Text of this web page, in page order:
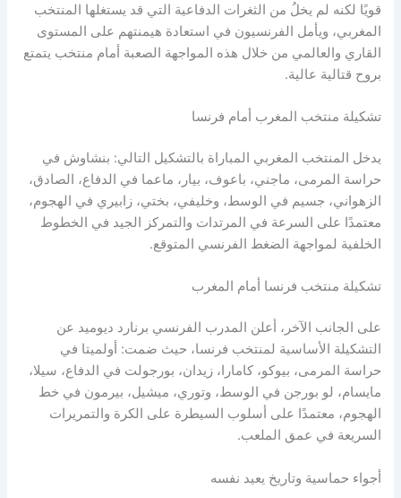
قويًا لكنه لم يخلُ من الثغرات الدفاعية التي قد يستغلها المنتخب
المغربي، ويأمل الفرنسيون في استعادة هيمنتهم على المستوى
القاري والعالمي من خلال هذه المواجهة الصعبة أمام منتخب يتمتع
بروح قتالية عالية.
تشكيلة منتخب المغرب أمام فرنسا
يدخل المنتخب المغربي المباراة بالتشكيل التالي: بنشاوش في
حراسة المرمى، ماجني، باعوف، بيار، ماعما في الدفاع، الصادق،
الزهواني، جسيم في الوسط، وخليفي، بختي، زابيري في الهجوم،
معتمدًا على السرعة في المرتدات والتمركز الجيد في الخطوط
الخلفية لمواجهة الضغط الفرنسي المتوقع.
تشكيلة منتخب فرنسا أمام المغرب
على الجانب الآخر، أعلن المدرب الفرنسي برنارد ديوميد عن
التشكيلة الأساسية لمنتخب فرنسا، حيث ضمت: أولميتا في
حراسة المرمى، بيوكو، كامارا، زيدان، بورجولت في الدفاع، سيلا،
مايسام، لو بورجن في الوسط، وتوري، ميشيل، بيرمون في خط
الهجوم، معتمدًا على أسلوب السيطرة على الكرة والتمريرات
السريعة في عمق الملعب.
أجواء حماسية وتاريخ يعيد نفسه